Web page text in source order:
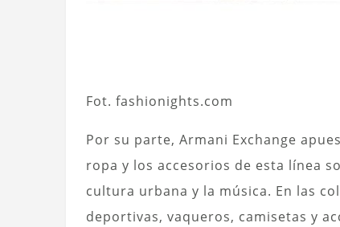
Fot. fashionights.com
Por su parte, Armani Exchange
ropa y los accesorios de esta línea
cultura urbana y la música. En las
deportivas, vaqueros, camisetas y